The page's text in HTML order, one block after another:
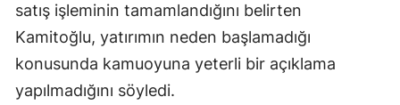
satış işleminin tamamlandığını belirten
Kamitoğlu, yatırımın neden başlamadığı
konusunda kamuoyuna yeterli bir açıklama
yapılmadığını söyledi.